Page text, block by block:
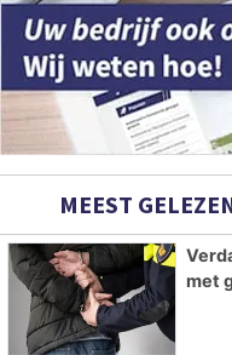
MEEST
met